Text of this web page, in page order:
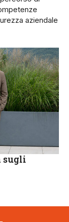
aziendale
sugli